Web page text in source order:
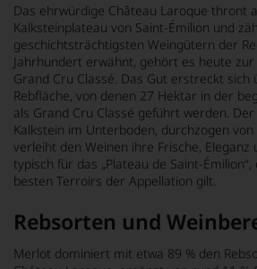
Das ehrwürdige Château Laroque thront
Kalksteinplateau von Saint-Émilion und
geschichtsträchtigsten Weingütern der
Jahrhundert erwähnt, gehört es heute
Grand Cru Classé. Das Gut erstreckt
Rebfläche, von denen 27 Hektar in der
als Grand Cru Classé geführt werden.
Kalkstein im Unterboden, durchzogen von
verleiht den Weinen ihre Frische, Eleganz
typisch für das „Plateau de Saint-
besten Terroirs der Appellation gilt.
Rebsorten und
Merlot dominiert mit etwa 89 % den